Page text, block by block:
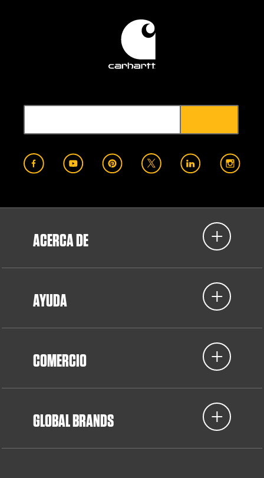
ACERCA DE
AYUDA
COMERCIO
GLOBAL BRANDS